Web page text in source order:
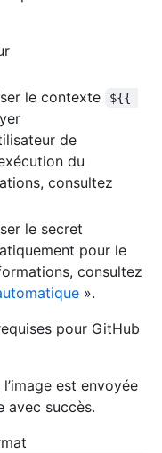
le contexte
${{
de
du
consultez
le secret
pour le
consultez
».
pour GitHub
l’image est envoyée
avec succès.